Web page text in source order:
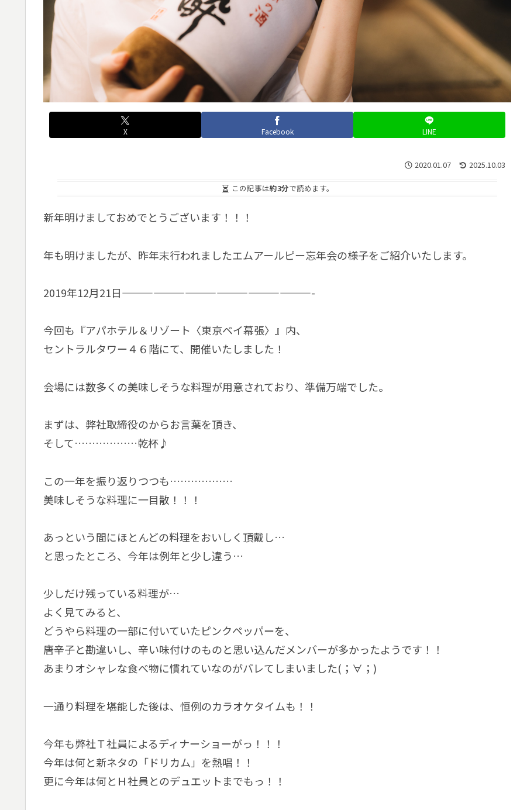
X Facebook LINE
2020.01.07 2025.10.03
この記事は約3分で読めます。
新年明けましておめでとうございます！！！
年も明けましたが、昨年末行われましたエムアールピー忘年会の様子をご紹介いたします。
2019年12月21日——————————————————-
今回も『アパホテル＆リゾート〈東京ベイ幕張〉』内、
セントラルタワー４６階にて、開催いたしました！
会場には数多くの美味しそうな料理が用意されており、準備万端でした。
まずは、弊社取締役のからお言葉を頂き、
そして………………乾杯♪
この一年を振り返りつつも………………
美味しそうな料理に一目散！！！
あっという間にほとんどの料理をおいしく頂戴し…
と思ったところ、今年は例年と少し違う…
少しだけ残っている料理が…
よく見てみると、
どうやら料理の一部に付いていたピンクペッパーを、
唐辛子と勘違いし、辛い味付けのものと思い込んだメンバーが多かったようです！！
あまりオシャレな食べ物に慣れていなのがバレてしまいました(；∀；)
一通り料理を堪能した後は、恒例のカラオケタイムも！！
今年も弊社Ｔ社員によるディナーショーがっ！！！
今年は何と新ネタの「ドリカム」を熱唱！！
更に今年は何とＨ社員とのデュエットまでもっ！！